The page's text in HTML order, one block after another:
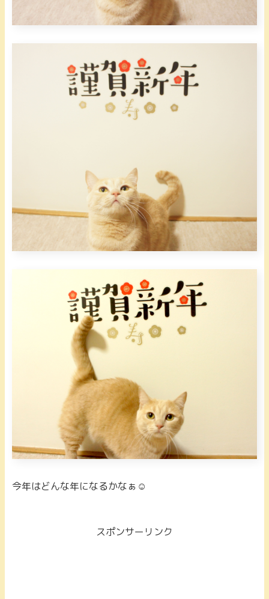
今年はどんな年になるかなぁ☺️
スポンサーリンク